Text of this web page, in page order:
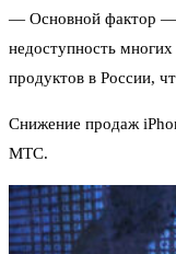
— Основной фактор —
недоступность
продуктов в России,
Снижение продаж
МТС.